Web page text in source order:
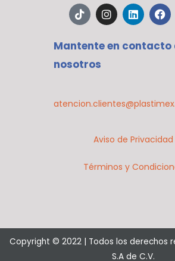
T
i
k
t
o
k
I
n
s
t
a
L
i
n
k
e
F
a
c
e
b
Mantente en contacto
nosotros
Aviso de Privacidad
Términos y
Copyright © 2022 | Todos los derechos
S.A de C.V.